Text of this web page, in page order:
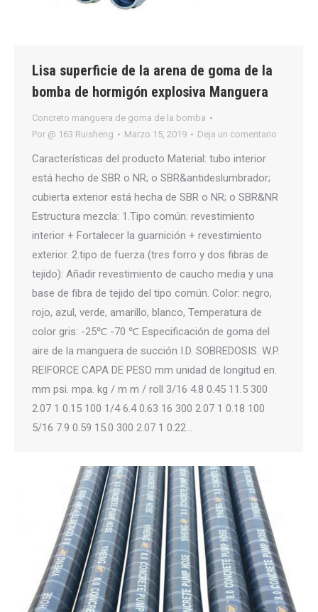
Lisa superficie de la arena de goma de la
bomba de hormigón explosiva Manguera
Concreto manguera de goma de la bomba
Por @ 163 Ruisheng Marzo 15, 2019 Deja un comentario
Características del producto Material: tubo interior
está hecho de SBR o NR; o SBR&antideslumbrador;
cubierta exterior está hecha de SBR o NR; o SBR&NR
Estructura mezcla: 1.Tipo común: revestimiento
interior + Fortalecer la guarnición + revestimiento
exterior. 2.tipo de fuerza (tres forro y dos fibras de
tejido): Añadir revestimiento de caucho media y una
base de fibra de tejido del tipo común. Color: negro,
rojo, azul, verde, amarillo, blanco, Temperatura de
color gris: -25℃ -70 ℃ Especificación de goma del
aire de la manguera de succión I.D. SOBREDOSIS. W.P.
REIFORCE CAPA DE PESO mm unidad de longitud en.
mm psi. mpa. kg / m m / roll 3/16 4.8 0.45 11.5 300
2.07 1 0.15 100 1/4 6.4 0.63 16 300 2.07 1 0.18 100
5/16 7.9 0.59 15.0 300 2.07 1 0.22…